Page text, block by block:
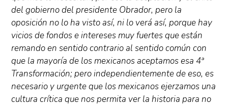
del gobierno del presidente Obrador, pero la
oposición no lo ha visto así, ni lo verá así, porque hay
vicios de fondos e intereses muy fuertes que están
remando en sentido contrario al sentido común con
que la mayoría de los mexicanos aceptamos esa 4ª
Transformación; pero independientemente de eso, es
necesario y urgente que los mexicanos ejerzamos una
cultura crítica que nos permita ver la historia para no